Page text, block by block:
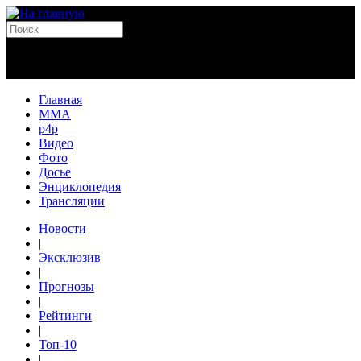
Главная
MMA
p4p
Видео
Фото
Досье
Энциклопедия
Трансляции
Новости
|
Эксклюзив
|
Прогнозы
|
Рейтинги
|
Топ-10